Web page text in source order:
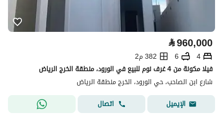
⃁960,000
4
6
382 م2
فيلا مكونة من 4 غرف نوم للبيع في الورود، منطقة الخرج الرياض
شارع ابن الصاحب، حي الورود، الخرج منطقة الرياض
الإيميل
اتصال